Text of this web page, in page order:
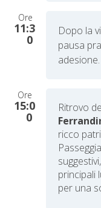
Ore
11:3
0
Dopo la
pausa
adesione.
Ore
15:0
0
Ritrovo
ricco
principali
per una